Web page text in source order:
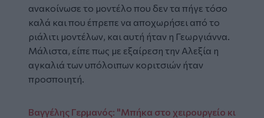
ανακοίνωσε το μοντέλο που δεν τα πήγε τόσο
καλά και που έπρεπε να αποχωρήσει από το
ριάλιτι μοντέλων, και αυτή ήταν η Γεωργιάννα.
Mάλιστα, είπε πως με εξαίρεση την Αλεξία η
αγκαλιά των υπόλοιπων κοριτσιών ήταν
προσποιητή.
Βαγγέλης Γερμανός: "Μπήκα στο χειρουργείο κι